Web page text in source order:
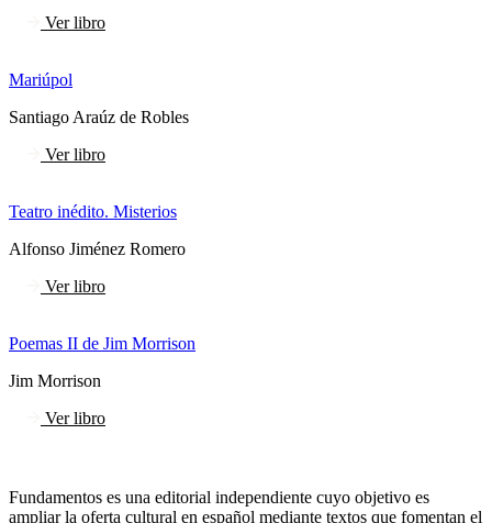
Ver libro
Mariúpol
Santiago Araúz de Robles
Ver libro
Teatro inédito. Misterios
Alfonso Jiménez Romero
Ver libro
Poemas II de Jim Morrison
Jim Morrison
Ver libro
Fundamentos es una editorial independiente cuyo objetivo es
ampliar la oferta cultural en español mediante textos que fomentan el